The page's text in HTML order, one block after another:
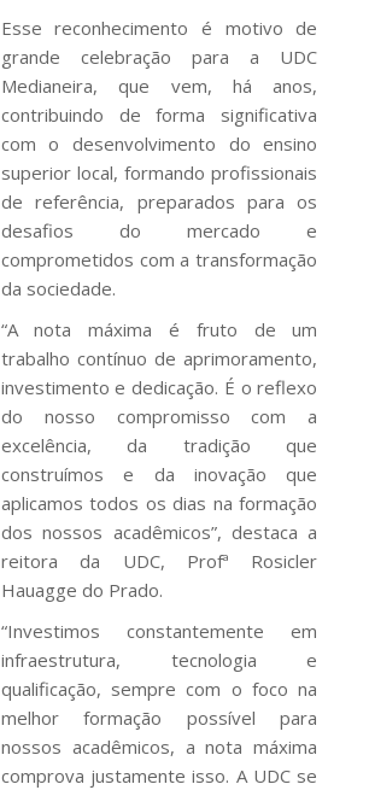
Esse reconhecimento é motivo de
grande celebração para a UDC
Medianeira, que vem, há anos,
contribuindo de forma significativa
com o desenvolvimento do ensino
superior local, formando profissionais
de referência, preparados para os
desafios do mercado e
comprometidos com a transformação
da sociedade.
“A nota máxima é fruto de um
trabalho contínuo de aprimoramento,
investimento e dedicação. É o reflexo
do nosso compromisso com a
excelência, da tradição que
construímos e da inovação que
aplicamos todos os dias na formação
dos nossos acadêmicos”, destaca a
reitora da UDC, Profª Rosicler
Hauagge do Prado.
“Investimos constantemente em
infraestrutura, tecnologia e
qualificação, sempre com o foco na
melhor formação possível para
nossos acadêmicos, a nota máxima
comprova justamente isso. A UDC se